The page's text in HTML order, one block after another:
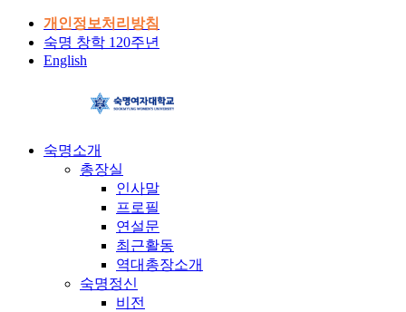
개인정보처리방침
숙명 창학 120주년
English
숙명소개
총장실
인사말
프로필
연설문
최근활동
역대총장소개
숙명정신
비전